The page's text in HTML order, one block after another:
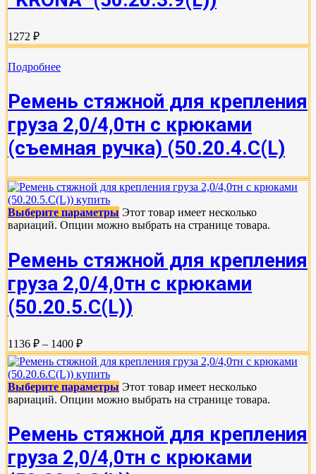
1272 ₽
Подробнее
Ремень стяжной для крепления
груза 2,0/4,0тн с крюками
(съемная ручка) (50.20.4.С(L)
Выберите параметры Этот товар имеет несколько
вариаций. Опции можно выбрать на странице товара.
Ремень стяжной для крепления
груза 2,0/4,0тн с крюками
(50.20.5.C(L))
1136 ₽ – 1400 ₽
Выберите параметры Этот товар имеет несколько
вариаций. Опции можно выбрать на странице товара.
Ремень стяжной для крепления
груза 2,0/4,0тн с крюками